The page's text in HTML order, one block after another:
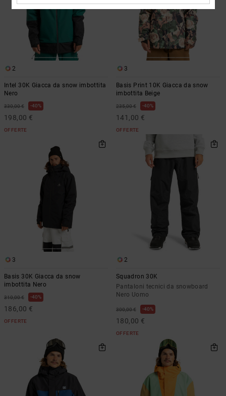
2
Intel 30K Giacca da snow imbottita
Nero
330,00 € 40%
198,00 €
OFFERTE
3
Basis Print 10K Giacca da snow
imbottita Beige
235,00 € 40%
141,00 €
OFFERTE
3
Basis 30K Giacca da snow
imbottita Nero
310,00 € 40%
186,00 €
OFFERTE
2
Squadron 30K
Pantaloni tecnici da snowboard
Nero Uomo
300,00 € 40%
180,00 €
OFFERTE